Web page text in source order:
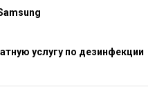
услугу по дезинфекции